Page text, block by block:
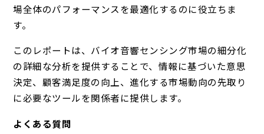
場全体のパフォーマンスを最適化するのに役立ちま
す。
このレポートは、バイオ音響センシング市場の細分化
の詳細な分析を提供することで、情報に基づいた意思
決定、顧客満足度の向上、進化する市場動向の先取り
に必要なツールを関係者に提供します。
よくある質問